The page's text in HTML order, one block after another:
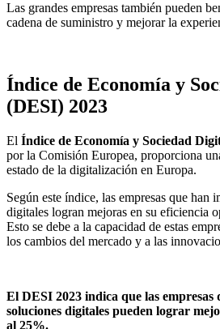
Las grandes empresas también pueden
cadena de suministro y mejorar la
Índice de Economía y
(DESI) 2023
El Índice de Economía y Sociedad
por la Comisión Europea, proporciona
estado de la digitalización en Europa.
Según este índice, las empresas que han
digitales logran mejoras en su eficiencia
Esto se debe a la capacidad de estas
los cambios del mercado y a las
El DESI 2023 indica que las empresas
soluciones digitales pueden lograr
al 25%.